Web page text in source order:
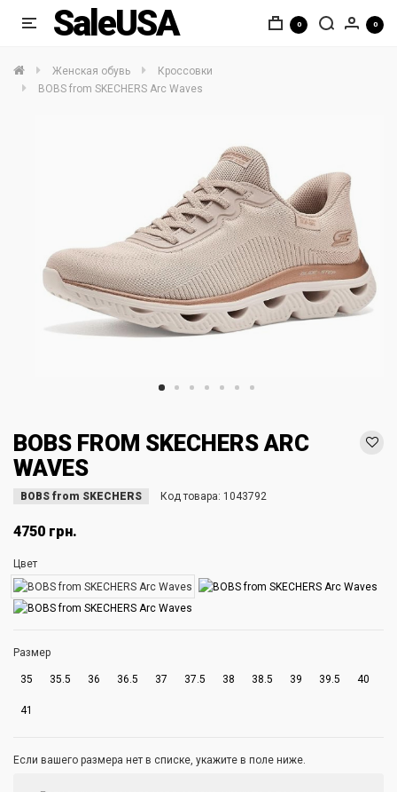
SaleUSA 0 0
Женская обувь
Кроссовки
BOBS from SKECHERS Arc Waves
BOBS FROM SKECHERS ARC
WAVES
BOBS from SKECHERS Код товара: 1043792
4750 грн.
Цвет
Размер
35 35.5 36 36.5 37 37.5 38 38.5 39 39.5 40
41
Если вашего размера нет в списке, укажите в поле ниже.